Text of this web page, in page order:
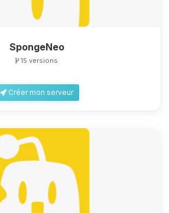
SpongeNeo
15 versions
Créer mon serveur